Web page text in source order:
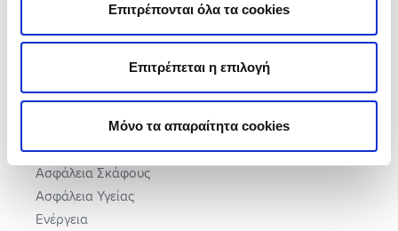
Επιτρέπονται όλα τα cookies
Επιτρέπεται η επιλογή
Μόνο τα απαραίτητα cookies
Θέσεις Εργασίας
Εγγύηση Τιμής
Γίνε Συνεργάτης
ΠΡΟΙΟΝΤΑ
Ασφάλεια Αυτοκινήτου
Ασφάλεια Σπιτιού
Ασφάλεια Σκάφους
Ασφάλεια Υγείας
Ενέργεια